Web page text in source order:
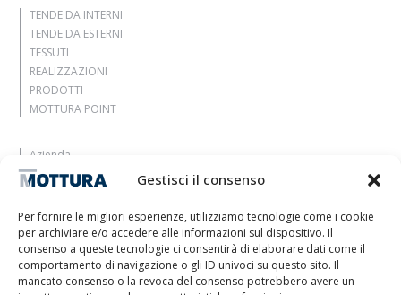
Gestisci il consenso
Per fornire le migliori esperienze, utilizziamo tecnologie come i cookie
per archiviare e/o accedere alle informazioni sul dispositivo. Il
consenso a queste tecnologie ci consentirà di elaborare dati come il
comportamento di navigazione o gli ID univoci su questo sito. Il
mancato consenso o la revoca del consenso potrebbero avere un
TENDE DA INTERNI
TENDE DA ESTERNI
TESSUTI
REALIZZAZIONI
PRODOTTI
MOTTURA POINT
Azienda
Lasciati ispirare
Contatti
Lavora con noi
Area Riservata
Certificazioni
M2Net
Child Safety